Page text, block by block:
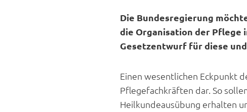
Die Bundesregierung
die Organisation der Pflege
Gesetzentwurf für diese
Einen wesentlichen Eckpunkt
Pflegefachkräften dar. So
Heilkundeausübung erhalten